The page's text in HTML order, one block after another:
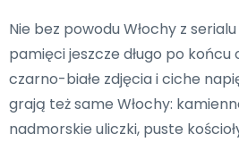
Nie bez powodu Włochy z
pamięci jeszcze długo po końcu
czarno-białe zdjęcia i ciche
grają też same Włochy:
nadmorskie uliczki, puste